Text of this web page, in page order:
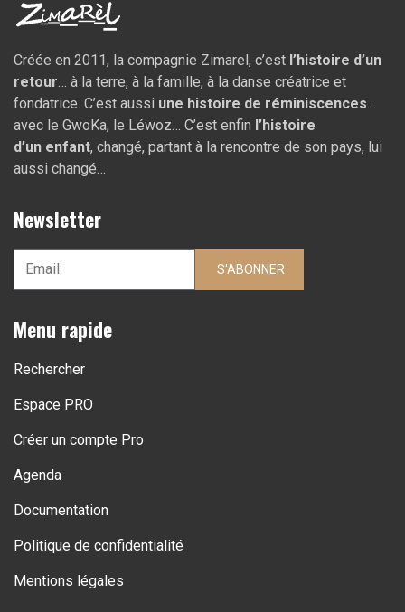
Créée en 2011, la compagnie Zimarel, c’est l’histoire d’un
retour… à la terre, à la famille, à la danse créatrice et
fondatrice. C’est aussi une histoire de réminiscences…
avec le GwoKa, le Léwoz… C’est enfin l’histoire
d’un enfant, changé, partant à la rencontre de son pays, lui
aussi changé…
Newsletter
S'ABONNER
Menu rapide
Rechercher
Espace PRO
Créer un compte Pro
Agenda
Documentation
Politique de confidentialité
Mentions légales